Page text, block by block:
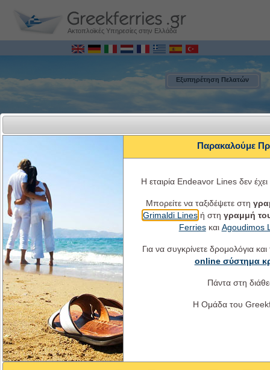
Ακτοπλοϊκές Υπηρεσίες στην Ελλάδα
Εξυπηρέτηση Πελατών
MENU
Ελλάδα-Ιταλία Online Κρατήσεις Εισιτηρίων Πλοίων
Δρομολόγια πλοίων, τιμές εισιτηρίων, ωράρια, διαθεσιμότητα θέσεων και
πληροφορίες
Απλή Μετάβαση Με επιστροφή
Camping On Board
Μετάβαση
Επιστροφή
Παρακαλούμε
Η εταιρία Endeavor Lines δεν
Μπορείτε να ταξιδέψετε στη
Grimaldi Linesή στη γραμμή
Ferriesκαι Agoudimos
Για να συγκρίνετε δρομολόγια
online σύστημα
Πάντα στη
Η Ομάδα του